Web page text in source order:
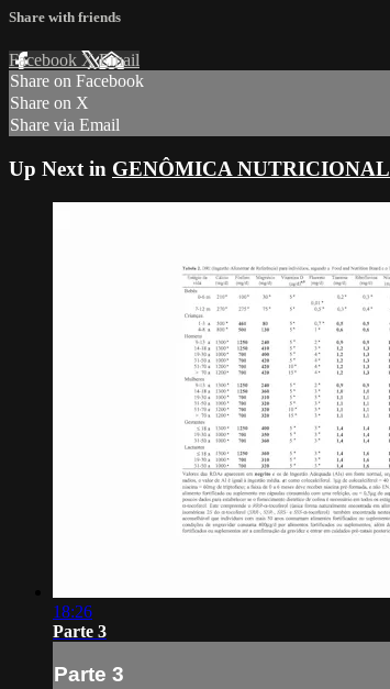
Share with friends
Facebook XEmail
Share on Facebook
Share on X
Share via Email
Up Next in GENÔMICA NUTRICIONAL
18:26
Parte 3
Parte 3